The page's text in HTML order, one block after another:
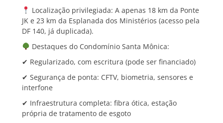
Localização privilegiada: A apenas 18 km da Ponte
JK e 23 km da Esplanada dos Ministérios (acesso pela
DF 140, já duplicada).
Destaques do Condomínio Santa Mônica:
✔ Regularizado, com escritura (pode ser financiado)
✔ Segurança de ponta: CFTV, biometria, sensores e
interfone
✔ Infraestrutura completa: fibra ótica, estação
própria de tratamento de esgoto